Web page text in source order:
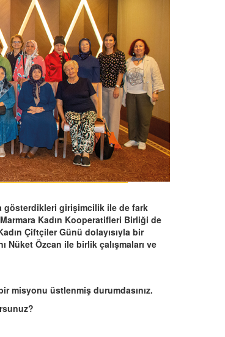
gösterdikleri girişimcilik ile de fark
Kadın Kooperatifleri Birliği de
Çiftçiler Günü dolayısıyla bir
Nüket Özcan ile birlik çalışmaları ve
misyonu üstlenmiş durumdasınız.